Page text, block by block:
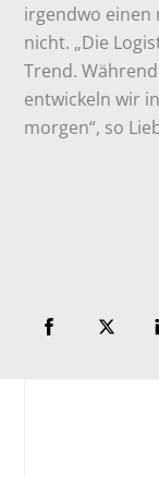
irgendwo einen
nicht. „Die
Trend.
entwickeln wir
morgen“, so